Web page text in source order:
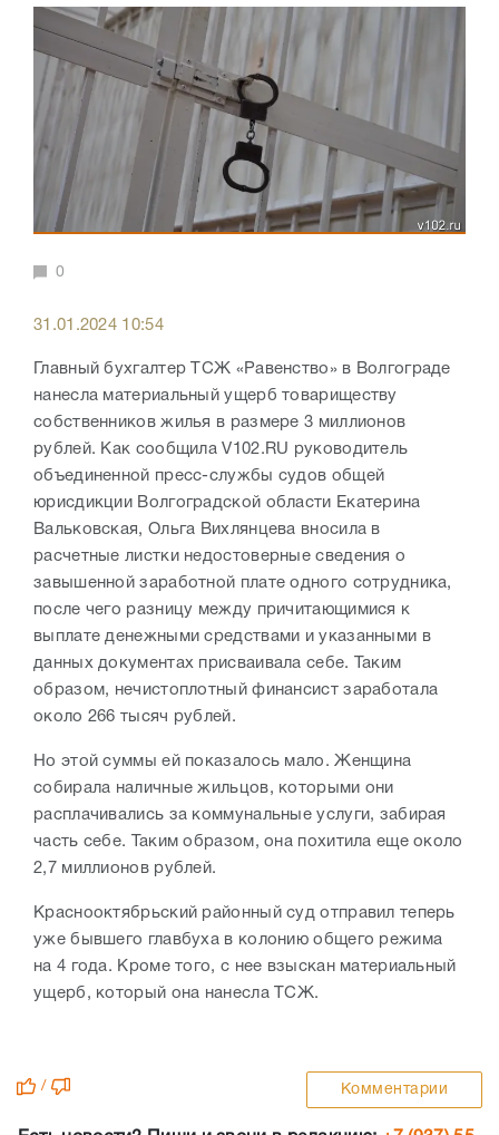
0
31.01.2024 10:54
Главный бухгалтер ТСЖ «Равенство» в Волгограде
нанесла материальный ущерб товариществу
собственников жилья в размере 3 миллионов
рублей. Как сообщила V102.RU руководитель
объединенной пресс-службы судов общей
юрисдикции Волгоградской области Екатерина
Вальковская, Ольга Вихлянцева вносила в
расчетные листки недостоверные сведения о
завышенной заработной плате одного сотрудника,
после чего разницу между причитающимися к
выплате денежными средствами и указанными в
данных документах присваивала себе. Таким
образом, нечистоплотный финансист заработала
около 266 тысяч рублей.
Но этой суммы ей показалось мало. Женщина
собирала наличные жильцов, которыми они
расплачивались за коммунальные услуги, забирая
часть себе. Таким образом, она похитила еще около
2,7 миллионов рублей.
Краснооктябрьский районный суд отправил теперь
уже бывшего главбуха в колонию общего режима
на 4 года. Кроме того, с нее взыскан материальный
ущерб, который она нанесла ТСЖ.
/ Комментарии